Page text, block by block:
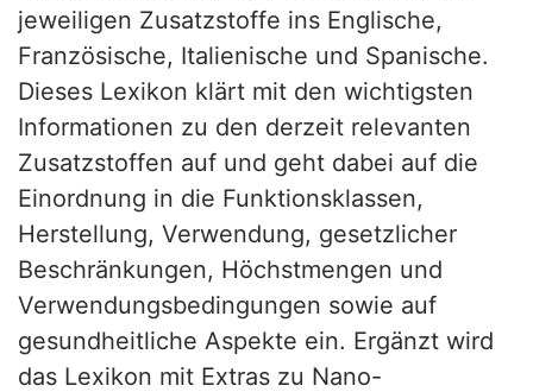
jeweiligen Zusatzstoffe ins Englische,
Französische, Italienische und Spanische.
Dieses Lexikon klärt mit den wichtigsten
Informationen zu den derzeit relevanten
Zusatzstoffen auf und geht dabei auf die
Einordnung in die Funktionsklassen,
Herstellung, Verwendung, gesetzlicher
Beschränkungen, Höchstmengen und
Verwendungsbedingungen sowie auf
gesundheitliche Aspekte ein. Ergänzt wird
das Lexikon mit Extras zu Nano-